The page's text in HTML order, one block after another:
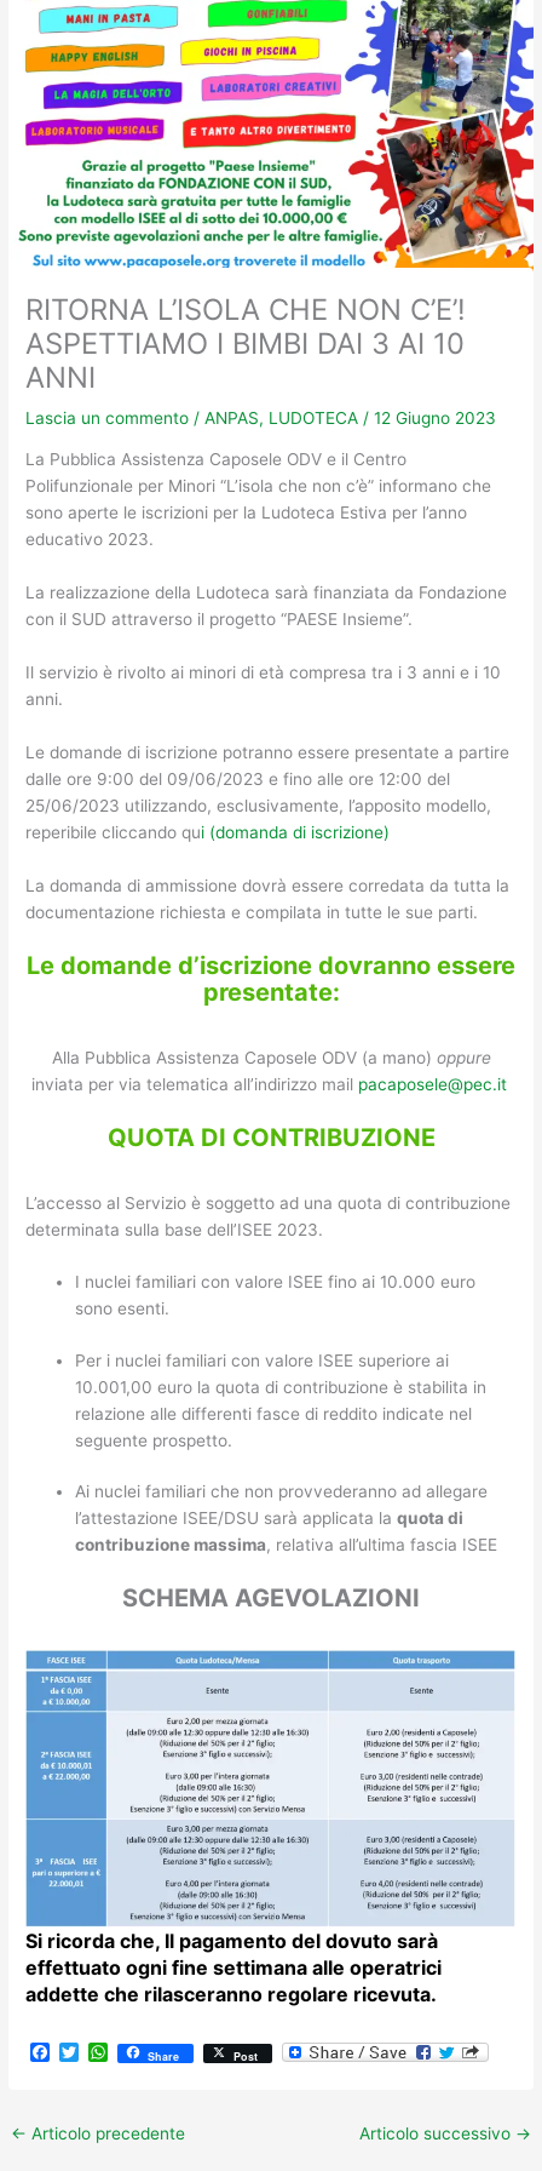
RITORNA L’ISOLA CHE NON C’E’!
ASPETTIAMO I BIMBI DAI 3 AI 10
ANNI
Lascia un commento /ANPAS, LUDOTECA /12 Giugno 2023
La Pubblica Assistenza Caposele ODV e il Centro
Polifunzionale per Minori “L’isola che non c’è” informano che
sono aperte le iscrizioni per la Ludoteca Estiva per l’anno
educativo 2023.
La realizzazione della Ludoteca sarà finanziata da Fondazione
con il SUD attraverso il progetto “PAESE Insieme”.
Il servizio è rivolto ai minori di età compresa tra i 3 anni e i 10
anni.
Le domande di iscrizione potranno essere presentate a partire
dalle ore 9:00 del 09/06/2023 e fino alle ore 12:00 del
25/06/2023 utilizzando, esclusivamente, l’apposito modello,
reperibile cliccando qui (domanda di iscrizione)
La domanda di ammissione dovrà essere corredata da tutta la
documentazione richiesta e compilata in tutte le sue parti.
Le domande d’iscrizione dovranno essere
presentate:
Alla Pubblica Assistenza Caposele ODV (a mano) oppure
inviata per via telematica all’indirizzo mail pacaposele@pec.it
QUOTA DI CONTRIBUZIONE
L’accesso al Servizio è soggetto ad una quota di contribuzione
determinata sulla base dell’ISEE 2023.
I nuclei familiari con valore ISEE fino ai 10.000 euro
sono esenti.
Per i nuclei familiari con valore ISEE superiore ai
10.001,00 euro la quota di contribuzione è stabilita in
relazione alle differenti fasce di reddito indicate nel
seguente prospetto.
Ai nuclei familiari che non provvederanno ad allegare
l’attestazione ISEE/DSU sarà applicata laquota di
contribuzione massima, relativa all’ultima fascia ISEE
SCHEMA AGEVOLAZIONI
Si ricorda che, Il pagamento del dovuto sarà
effettuato ogni fine settimana alle operatrici
addette che rilasceranno regolare ricevuta.
F
b
T
t
W
h
s
A
Share Post
← Articolo precedente Articolo successivo →